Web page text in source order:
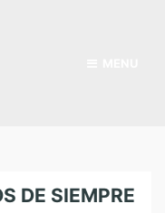
DE SIEMPRE